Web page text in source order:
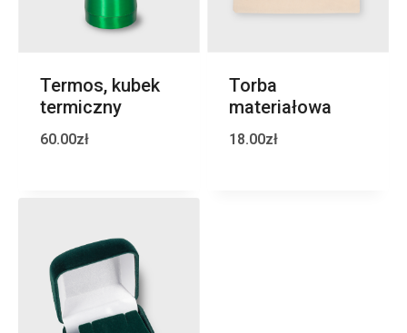
Termos, kubek
termiczny
60.00zł
Torba
materiałowa
18.00zł